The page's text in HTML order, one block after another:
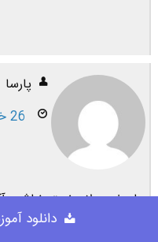
پارسا
26 خرداد 1396
باعرض سلام خسته نباشید
عضو شدن درسایت خوبتون
دانلود